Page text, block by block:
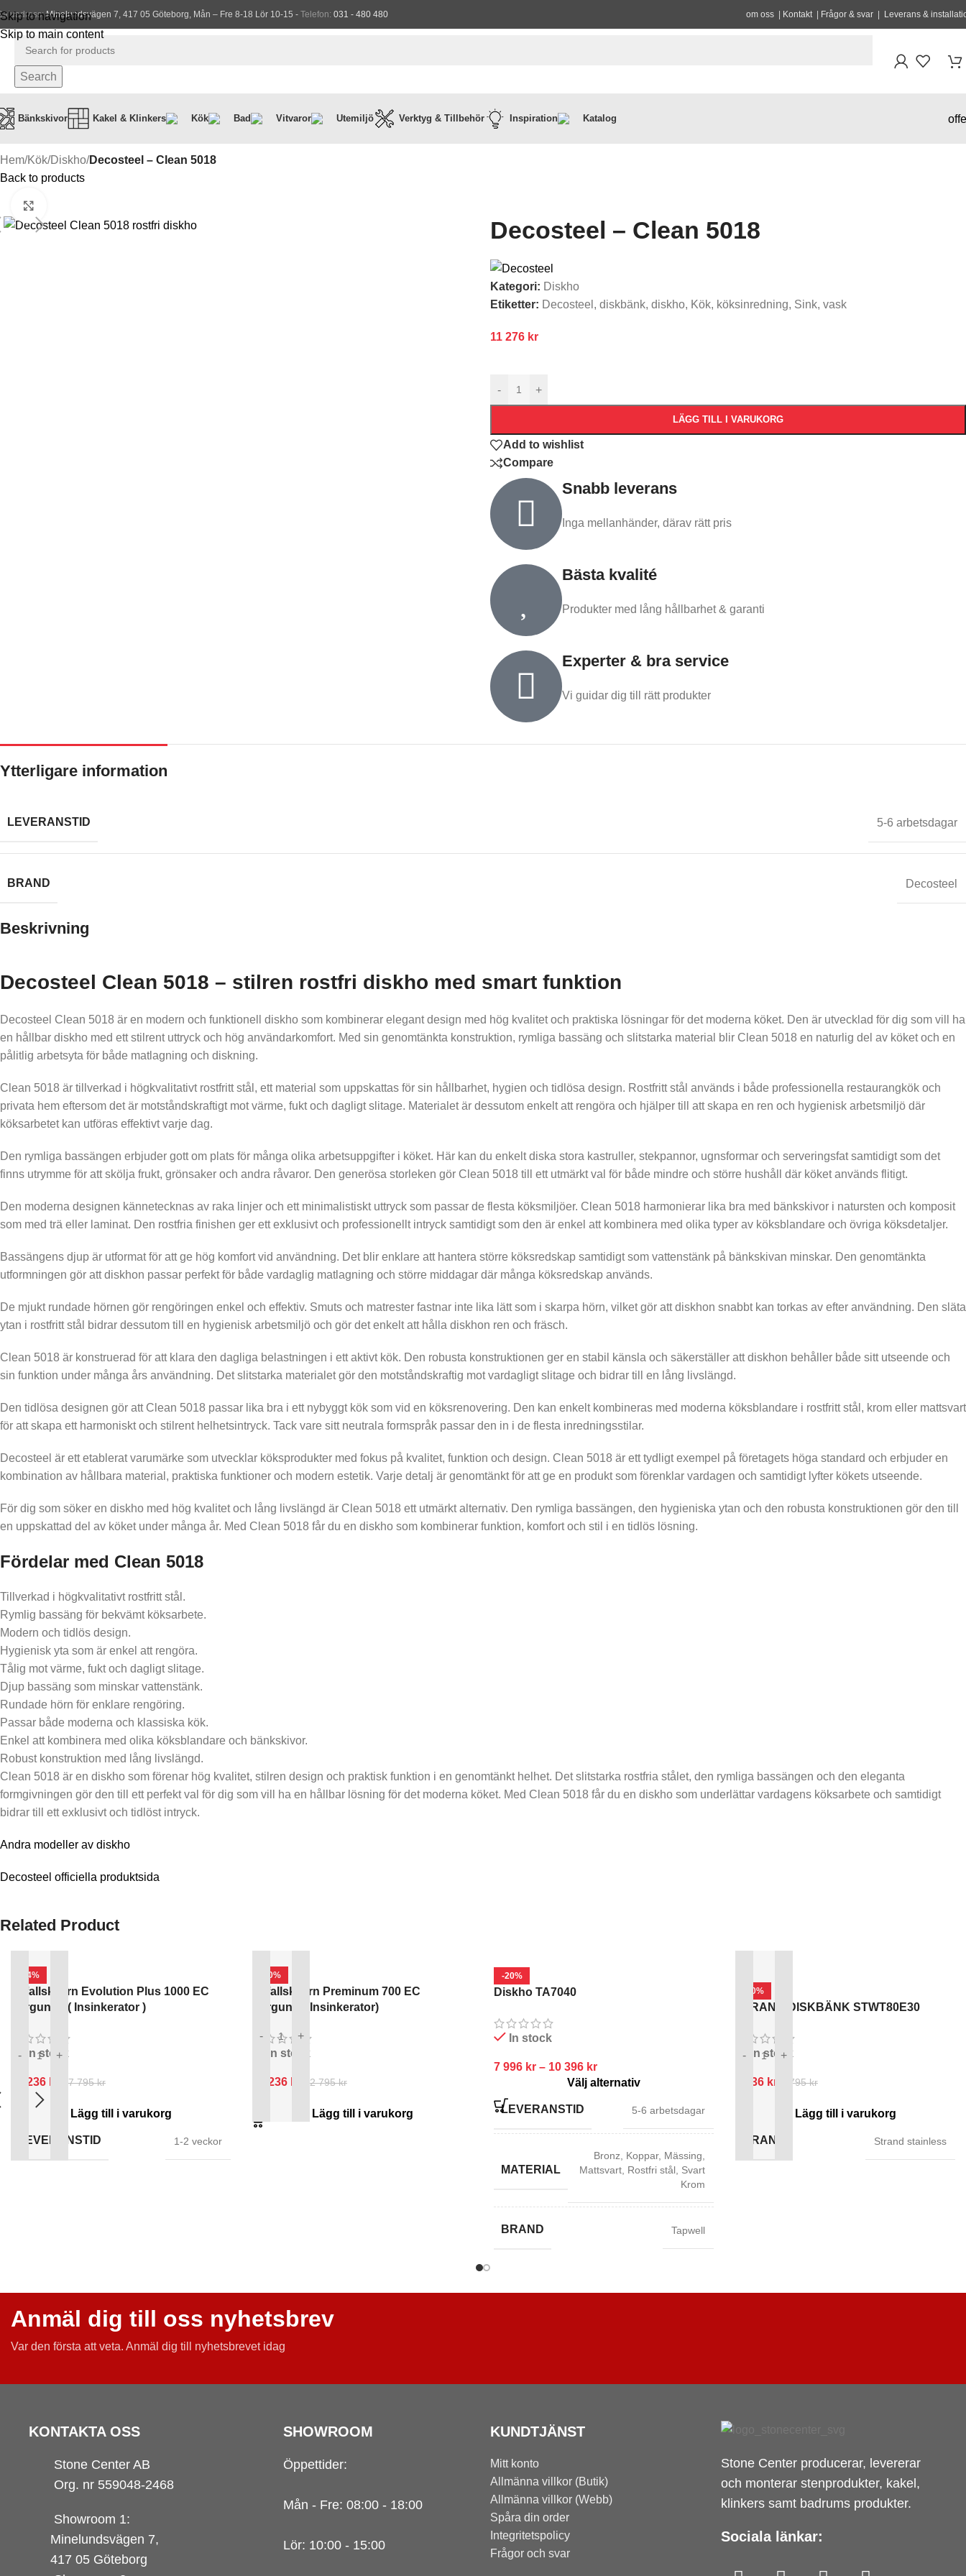
Skip to navigation
Skip to main content
Minelundsvägen 7, 417 05 Göteborg, Mån – Fre 8-18 Lör 10-15 - Telefon: 031 - 480 480 om oss Kontakt| Frågor & svar Leverans &
Search
Bänkskivor Kakel & Klinkers Kök Bad Vitvaror Utemiljö Verktyg & Tillbehör Inspiration Katalog
Hem/Kök/Diskho/Decosteel – Clean 5018
Back to products
Decosteel – Clean 5018
Kategori: Diskho
Etiketter: Decosteel , diskbänk, diskho, Kök, köksinredning, Sink, vask
11 276 kr
- +
LÄGG TILL I VARUKORG
Add to wishlist
Compare
Snabb leverans​
Inga mellanhänder, därav rätt pris
Bästa kvalité
Produkter med lång hållbarhet & garanti
Experter & bra service
Vi guidar dig till rätt produkter
Ytterligare information
LEVERANSTID 5-6 arbetsdagar
BRAND Decosteel
Beskrivning
Decosteel Clean 5018 – stilren rostfri diskho med smart funktion
Decosteel Clean 5018 är en modern och funktionell diskho som kombinerar elegant design med hög kvalitet och praktiska lösningar för det moderna köket. Den är utvecklad för dig som vill ha
en hållbar diskho med ett stilrent uttryck och hög användarkomfort. Med sin genomtänkta konstruktion, rymliga bassäng och slitstarka material blir Clean 5018 en naturlig del av köket och en
pålitlig arbetsyta för både matlagning och diskning.
Clean 5018 är tillverkad i högkvalitativt rostfritt stål, ett material som uppskattas för sin hållbarhet, hygien och tidlösa design. Rostfritt stål används i både professionella restaurangkök och
privata hem eftersom det är motståndskraftigt mot värme, fukt och dagligt slitage. Materialet är dessutom enkelt att rengöra och hjälper till att skapa en ren och hygienisk arbetsmiljö där
köksarbetet kan utföras effektivt varje dag.
Den rymliga bassängen erbjuder gott om plats för många olika arbetsuppgifter i köket. Här kan du enkelt diska stora kastruller, stekpannor, ugnsformar och serveringsfat samtidigt som det
finns utrymme för att skölja frukt, grönsaker och andra råvaror. Den generösa storleken gör Clean 5018 till ett utmärkt val för både mindre och större hushåll där köket används flitigt.
Den moderna designen kännetecknas av raka linjer och ett minimalistiskt uttryck som passar de flesta köksmiljöer. Clean 5018 harmonierar lika bra med bänkskivor i natursten och komposit
som med trä eller laminat. Den rostfria finishen ger ett exklusivt och professionellt intryck samtidigt som den är enkel att kombinera med olika typer av köksblandare och övriga köksdetaljer.
Bassängens djup är utformat för att ge hög komfort vid användning. Det blir enklare att hantera större köksredskap samtidigt som vattenstänk på bänkskivan minskar. Den genomtänkta
utformningen gör att diskhon passar perfekt för både vardaglig matlagning och större middagar där många köksredskap används.
De mjukt rundade hörnen gör rengöringen enkel och effektiv. Smuts och matrester fastnar inte lika lätt som i skarpa hörn, vilket gör att diskhon snabbt kan torkas av efter användning. Den släta
ytan i rostfritt stål bidrar dessutom till en hygienisk arbetsmiljö och gör det enkelt att hålla diskhon ren och fräsch.
Clean 5018 är konstruerad för att klara den dagliga belastningen i ett aktivt kök. Den robusta konstruktionen ger en stabil känsla och säkerställer att diskhon behåller både sitt utseende och
sin funktion under många års användning. Det slitstarka materialet gör den motståndskraftig mot vardagligt slitage och bidrar till en lång livslängd.
Den tidlösa designen gör att Clean 5018 passar lika bra i ett nybyggt kök som vid en köksrenovering. Den kan enkelt kombineras med moderna köksblandare i rostfritt stål, krom eller mattsvart
för att skapa ett harmoniskt och stilrent helhetsintryck. Tack vare sitt neutrala formspråk passar den in i de flesta inredningsstilar.
Decosteel är ett etablerat varumärke som utvecklar köksprodukter med fokus på kvalitet, funktion och design. Clean 5018 är ett tydligt exempel på företagets höga standard och erbjuder en
kombination av hållbara material, praktiska funktioner och modern estetik. Varje detalj är genomtänkt för att ge en produkt som förenklar vardagen och samtidigt lyfter kökets utseende.
För dig som söker en diskho med hög kvalitet och lång livslängd är Clean 5018 ett utmärkt alternativ. Den rymliga bassängen, den hygieniska ytan och den robusta konstruktionen gör den till
en uppskattad del av köket under många år. Med Clean 5018 får du en diskho som kombinerar funktion, komfort och stil i en tidlös lösning.
Fördelar med Clean 5018
Tillverkad i högkvalitativt rostfritt stål.
Rymlig bassäng för bekvämt köksarbete.
Modern och tidlös design.
Hygienisk yta som är enkel att rengöra.
Tålig mot värme, fukt och dagligt slitage.
Djup bassäng som minskar vattenstänk.
Rundade hörn för enklare rengöring.
Passar både moderna och klassiska kök.
Enkel att kombinera med olika köksblandare och bänkskivor.
Robust konstruktion med lång livslängd.
Clean 5018 är en diskho som förenar hög kvalitet, stilren design och praktisk funktion i en genomtänkt helhet. Det slitstarka rostfria stålet, den rymliga bassängen och den eleganta
formgivningen gör den till ett perfekt val för dig som vill ha en hållbar lösning för det moderna köket. Med Clean 5018 får du en diskho som underlättar vardagens köksarbete och samtidigt
bidrar till ett exklusivt och tidlöst intryck.
Andra modeller av diskho
Decosteel officiella produktsida
Related Product
-14%
Avfallskvarn Evolution Plus 1000 EC
burgundy ( Insinkerator )
In stock
15 236 17 795kr
- +
Lägg till i varukorg
LEVERANSTID 1-2 veckor
-20%
Avfallskvarn Preminum 700 EC
burgundy(Insinkerator)
In stock
10 236 12 795kr
- +
Lägg till i varukorg
-20%
Diskho TA7040
In stock
7 996 kr – 10 396 kr
Välj alternativ
LEVERANSTID 5-6 arbetsdagar
MATERIAL
Bronz Koppar, Mässing
Mattsvart Rostfri stål Svart
Krom
BRAND Tapwell
-20%
STRAND DISKBÄNK STWT80E30
In stock
7 036 kr 8 795kr
- +
Lägg till i varukorg
BRAND Strand stainless
Anmäl dig till oss nyhetsbrev
Var den första att veta. Anmäl dig till nyhetsbrevet idag
KONTAKTA OSS
Stone Center AB
Org. nr 559048-2468
Showroom 1:
Minelundsvägen 7,
417 05 Göteborg
SHOWROOM
Öppettider:
Mån - Fre: 08:00 - 18:00
Lör: 10:00 - 15:00
KUNDTJÄNST
Mitt konto
Allmänna villkor (Butik)
Allmänna villkor (Webb)
Spåra din order
Integritetspolicy
Frågor och svar
Stone Center producerar, levererar
och monterar stenprodukter, kakel,
klinkers samt badrums produkter.
Sociala länkar: